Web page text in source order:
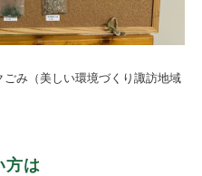
み（美しい環境づくり諏訪地域
方は